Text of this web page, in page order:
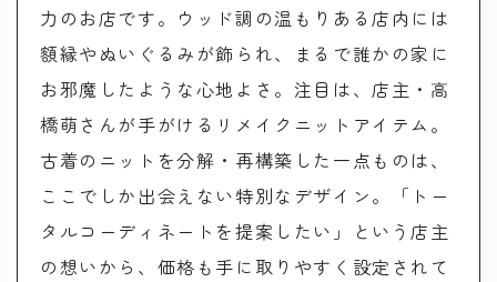
力のお店です。ウッド調の温もりある店内には
額縁やぬいぐるみが飾られ、まるで誰かの家に
お邪魔したような心地よさ。注目は、店主・高
橋萌さんが手がけるリメイクニットアイテム。
古着のニットを分解・再構築した一点ものは、
ここでしか出会えない特別なデザイン。「トー
タルコーディネートを提案したい」という店主
の想いから、価格も手に取りやすく設定されて